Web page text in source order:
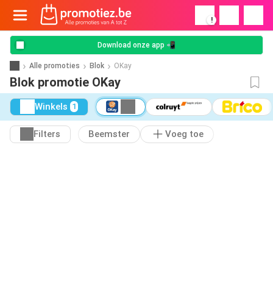
!
Download onze app 📲
Alle promoties Blok OKay
Blok promotie OKay
Winkels 1
Filters Beemster Voeg toe